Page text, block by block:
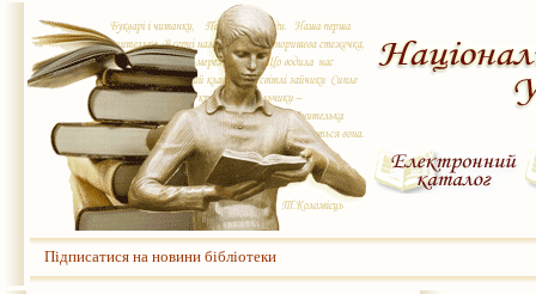
Підписатися на новини бібліотеки